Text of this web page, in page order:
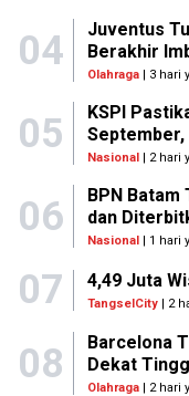
04
Juventus
Berakhir
Olahraga| 3 hari
05
KSPI
September,
Nasional| 2 hari
06
BPN Batam
dan
Nasional| 1 hari
07 4,49 Juta
TangselCity | 2
08
Barcelona
Dekat
Olahraga| 2 hari